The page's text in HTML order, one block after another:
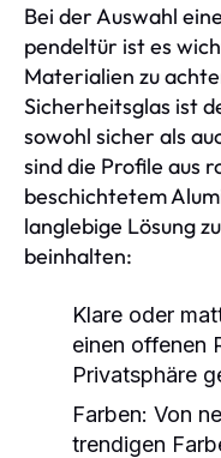
Bei der Auswahl
pendeltür ist es
Materialien zu
Sicherheitsglas ist
sowohl sicher als
sind die Profile aus
beschichtetem
langlebige Lösung
beinhalten:
Klare oder
einen offenen
Privatsphäre
Farben: Von
trendigen